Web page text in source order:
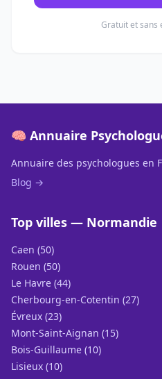
Gratuit et sans
🧠 Annuaire
Annuaire des psychologues en
Blog →
Top villes — Normandie
Caen (50)
Rouen (50)
Le Havre (44)
Cherbourg-en-Cotentin (27)
Évreux (23)
Mont-Saint-Aignan (15)
Bois-Guillaume (10)
Lisieux (10)